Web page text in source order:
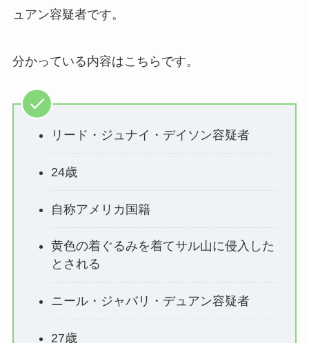
ュアン容疑者です。
分かっている内容はこちらです。
リード・ジュナイ・デイソン容疑者
24歳
自称アメリカ国籍
黄色の着ぐるみを着てサル山に侵入した
とされる
ニール・ジャバリ・デュアン容疑者
27歳